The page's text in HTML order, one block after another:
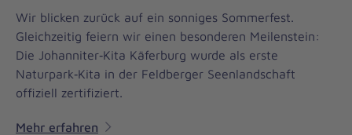
Wir blicken zurück auf ein sonniges Sommerfest.
Gleichzeitig feiern wir einen besonderen Meilenstein:
Die Johanniter‑Kita Käferburg wurde als erste
Naturpark‑Kita in der Feldberger Seenlandschaft
offiziell zertifiziert.
Mehr erfahren